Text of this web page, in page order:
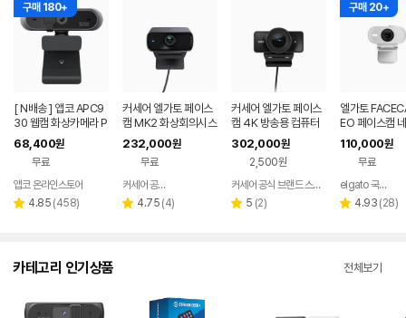
구매 180+
[ N배송 ] 앱코 APC9
30 웹캠 화상카메라 P
C캠 화상회의 원격수
업
68,400원
무료
앱코 온라인스토어
별 4.85 리
(458)
커세어 엘가토 페이스
캠 MK2 화상회의시스
템 방송용 노트북 웹캠
pc카메라
232,000원
무료
커세어 공식 브랜드 스토어
별 4.75 리
(4)
커세어 엘가토 페이스
캠 4K 방송용 컴퓨터
캠 화상회의 카메라
302,000원
2,500원
커세어 공식 브랜드 스토어
별 5 리
(2)
구매 20+
엘가토
EO 페이스캠
110,000원
무료
elgato 국내 총판
별 4.93 리
(28)
카테고리 인기상품 전체보기